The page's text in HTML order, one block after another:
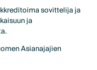
sovittelija ja
ja
Asianajajien